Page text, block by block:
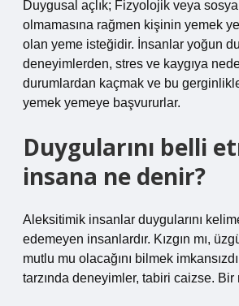
Duygusal açlık; Fizyolojik veya
olmamasına rağmen kişinin yemek
olan yeme isteğidir. İnsanlar yoğun
deneyimlerden, stres ve kaygıya
durumlardan kaçmak ve bu
yemek yemeye başvururlar.
Duygularını belli
insana ne denir?
Aleksitimik insanlar duygularını
edemeyen insanlardır. Kızgın mı,
mutlu mu olacağını bilmek
tarzında deneyimler, tabiri caizse. Bir